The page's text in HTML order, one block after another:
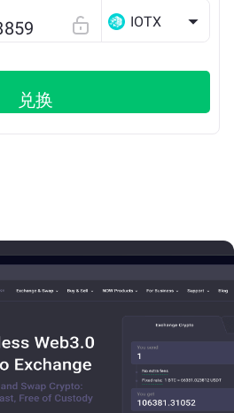
IOTX
兑换